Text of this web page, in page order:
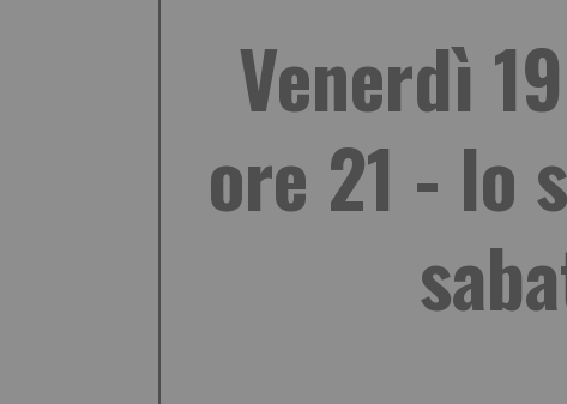
Venerdì
ore 21 - lo